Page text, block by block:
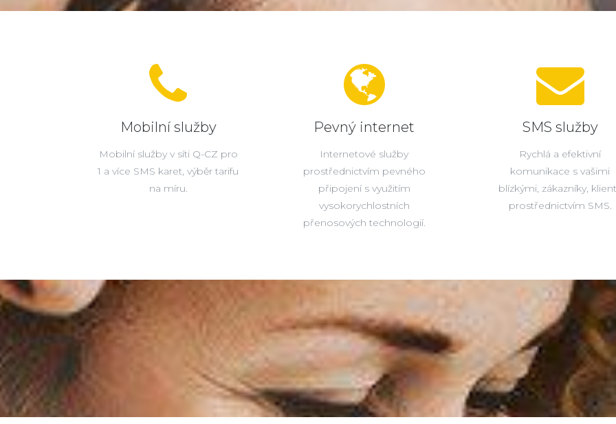
Mobilní služby
Mobilní služby v síti Q-CZ pro
1 a více SMS karet, výběr tarifu
na míru.
Pevný internet
Internetové služby
prostřednictvím pevného
připojení s využitím
vysokorychlostních
přenosových technologií.
SMS služby
Rychlá a efektivní
komunikace s vašimi
blízkými, zákazníky,
prostřednictvím SMS.